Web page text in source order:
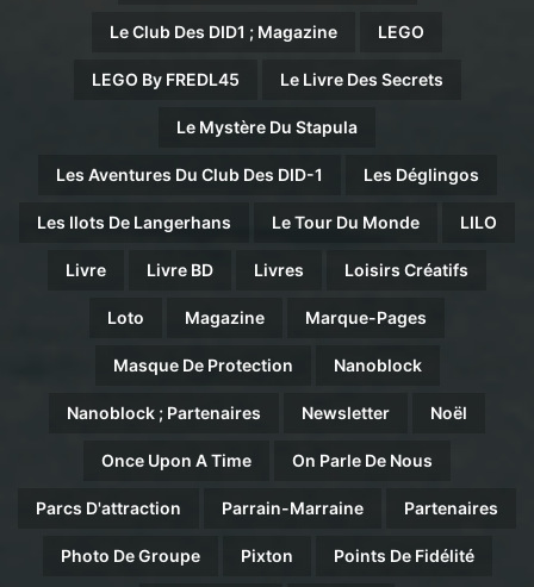
Le Club Des DID1 ; Magazine LEGO
LEGO By FREDL45 Le Livre Des Secrets
Le Mystère Du Stapula
Les Aventures Du Club Des DID-1 Les Déglingos
Les Ilots De Langerhans Le Tour Du Monde LILO
Livre Livre BD Livres Loisirs Créatifs
Loto Magazine Marque-Pages
Masque De Protection Nanoblock
Nanoblock ; Partenaires Newsletter Noël
Once Upon A Time On Parle De Nous
Parcs D'attraction Parrain-Marraine Partenaires
Photo De Groupe Pixton Points De Fidélité